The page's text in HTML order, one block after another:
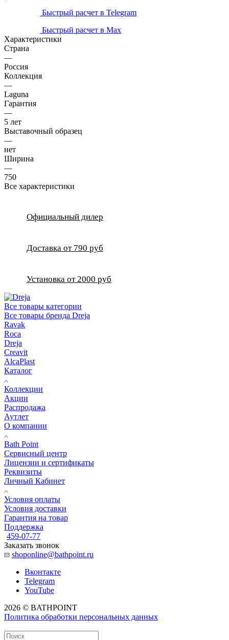
Быстрый расчет в Telegram
Быстрый расчет в Max
Характеристики
Страна
—
Россия
Коллекция
—
Laguna
Гарантия
—
5 лет
Выставочный образец
—
нет
Ширина
—
750
Все характеристики
Официальный дилер
Доставка от 790 руб
Установка от 2000 руб
Все товары категории
Все товары бренда Dreja
Ravak
Roca
Dreja
Creavit
AlcaPlast
Каталог
Коллекции
Акции
Распродажа
Аутлет
О компании
Bath Point
Сервисный центр
Лицензии и сертификаты
Реквизиты
Личный Кабинет
Условия оплаты
Условия доставки
Гарантия на товар
Поддержка
459-07-77
Заказать звонок
shoponline@bathpoint.ru
Вконтакте
Telegram
YouTube
2026 © BATHPOINT
Политика обработки персональных данных